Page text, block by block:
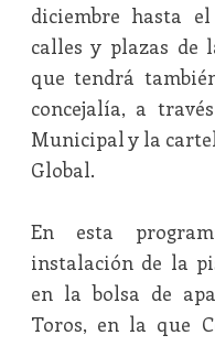
diciembre hasta
calles y plazas de
que tendrá
concejalía, a
Municipal y la
Global.
En esta
instalación de la
en la bolsa de
Toros, en la que